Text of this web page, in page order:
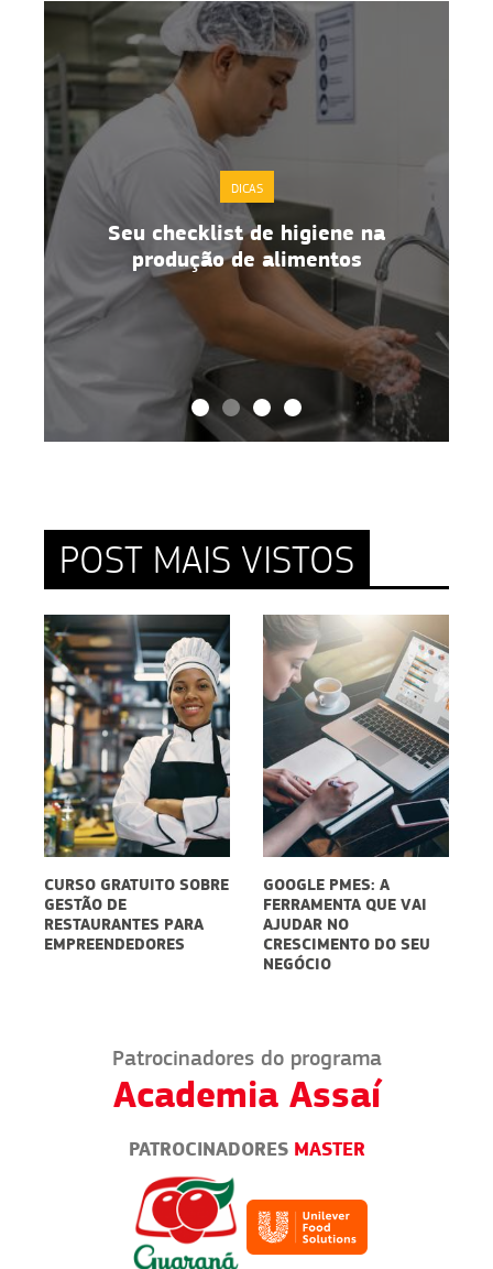
DICAS
Seu checklist de higiene na
produção de alimentos
POST MAIS VISTOS
CURSO GRATUITO SOBRE
GESTÃO DE
RESTAURANTES PARA
EMPREENDEDORES
GOOGLE PMES: A
FERRAMENTA QUE VAI
AJUDAR NO
CRESCIMENTO DO SEU
NEGÓCIO
Patrocinadores do programa
Academia Assaí
PATROCINADORES MASTER